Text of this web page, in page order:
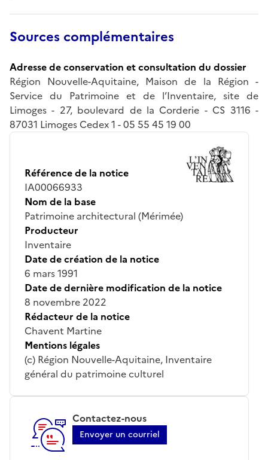
Sources complémentaires
Adresse de conservation et consultation du dossier
Région Nouvelle-Aquitaine, Maison de la Région -
Service du Patrimoine et de l’Inventaire, site de
Limoges - 27, boulevard de la Corderie - CS 3116 -
87031 Limoges Cedex 1 - 05 55 45 19 00
Référence de la notice
IA00066933
Nom de la base
Patrimoine architectural (Mérimée)
Producteur
Inventaire
Date de création de la notice
6 mars 1991
Date de dernière modification de la notice
8 novembre 2022
Rédacteur de la notice
Chavent Martine
Mentions légales
(c) Région Nouvelle-Aquitaine, Inventaire
général du patrimoine culturel
Contactez-nous
Envoyer un courriel